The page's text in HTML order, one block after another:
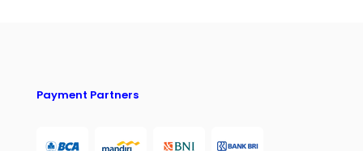
Payment Partners